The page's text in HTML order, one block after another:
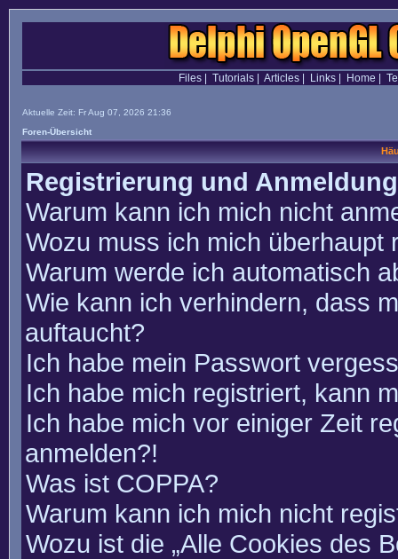
Files| Tutorials| Articles| Links| Home
Aktuelle Zeit: Fr Aug 07, 2026 21:36
Foren-Übersicht
Registrierung und Anmeldung
Warum kann ich mich nicht
Wozu muss ich mich überhaupt
Warum werde ich automatisch
Wie kann ich verhindern, dass
auftaucht?
Ich habe mein Passwort
Ich habe mich registriert, kann
Ich habe mich vor einiger Zeit
anmelden?!
Was ist COPPA?
Warum kann ich mich nicht
Wozu ist die „Alle Cookies des